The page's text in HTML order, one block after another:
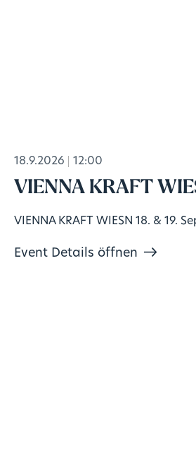
18.9.2026 12:00
VIENNA KRAFT
VIENNA KRAFT WIESN 18. & 19.
Event Details öffnen